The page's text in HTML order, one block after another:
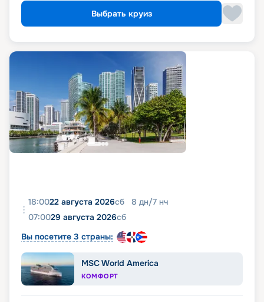
Выбрать круиз
18:0022 августа 2026сб 8 дн/7 нч
07:0029 августа 2026сб
Вы посетите 3 страны:
MSC World America
КОМФОРТ